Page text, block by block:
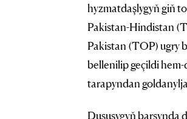
hyzmatdaşlygyň giň
Pakistan-Hindistan
Pakistan (TOP) ugry
bellenilip geçildi
tarapyndan
Duşuşygyň barşynda